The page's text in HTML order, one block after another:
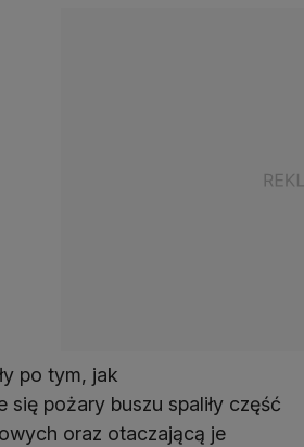
po tym, jak
się pożary buszu spaliły część
oraz otaczającą je